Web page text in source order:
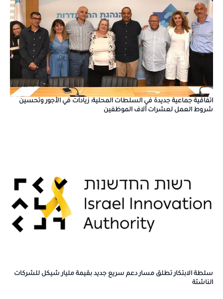
اتفاقية جماعية جديدة في السلطات المحلية: زيادات في الأجور وتحسين
شروط العمل لعشرات آلاف الموظفين
سلطة الابتكار تطلق مسار دعم سريع جديد بقيمة مليار شيكل للشركات
الناشئة